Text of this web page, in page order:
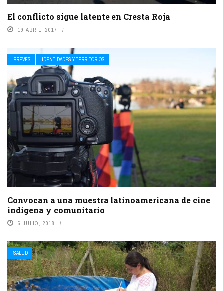
El conflicto sigue latente en Cresta Roja
19 ABRIL, 2017
BREVES IDENTIDADES Y TERRITORIOS
Convocan a una muestra latinoamericana de cine
indígena y comunitario
5 JULIO, 2018
SALUD